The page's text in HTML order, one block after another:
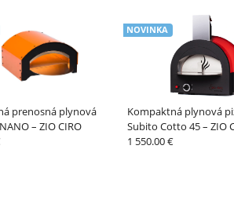
prenosná plynová
– ZIO CIRO
Kompaktná plynová
Subito Cotto 45 – ZIO
NOVINKA
1 550.00 €